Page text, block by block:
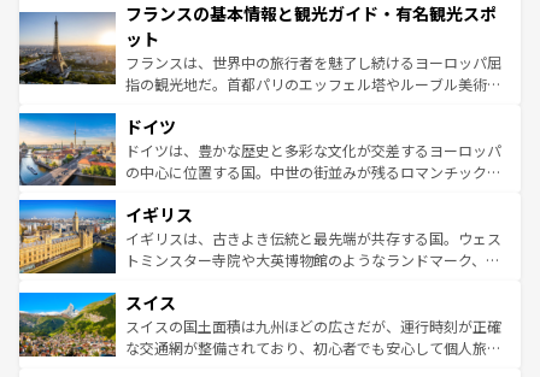
ませてくれるイタリアで、忘れられない旅をしてみよう！
なお、新着のイタリア情報は
しい。
文化が根付くこの国では、情熱的なフラメンコ、熱気あふ
れる闘牛、そして美味しいタパスが生活の一部となってい
る。首都マドリードの洗練された雰囲気や、バルセロナの
アートに溢れた街角から、地方では古代ローマ遺跡や中世
せる。地方によって風土や気候が異なるスペインはその個
性で訪れる人を魅了する。 なお、新着のスペイン情報は コ
ンテンツ一覧を参照してほしい。
フランスの基本情報と観光ガイド・有名観光スポ
ット
フランスは、世界中の旅行者を魅了し続けるヨーロッパ屈
指の観光地だ。首都パリのエッフェル塔やルーブル美術館
で、幅広い魅力が詰まっている。華麗な宮殿、歴史的な大
聖堂、美しいビーチ、そして豊かな自然が、訪れる者を心
から魅了する。また、フランスは美食の国としても知ら
いる。シャンパンの発祥地であるランス、プロヴァンスの
香り高いラベンダー畑など、多彩な楽しみ方が可能だ。さ
らに、パリ以外の地域にも魅力が溢れており、どの街角に
れる地方に足を運ぶとそれぞれで全く異なる文化を体験で
きるだろう。 なお、新着のフランス情報はコンテンツ一覧
を参照してほしい。
ドイツ
ドイツは、豊かな歴史と多彩な文化が交差するヨーロッパ
の中心に位置する国。中世の街並みが残るロマンチック街
顔を持つこの国は、どこを歩いても飽きることがない。ベ
ルリンの文化的活気、バイエルン州のアルプスの絶景、そ
してライン川沿いのワイン畑といった風景は必見。ビール
は、お酒好きな人にはぜひ体験してほしい。 なお、新着の
ドイツ情報はコンテンツ一覧を参照してほしい。
イギリス
イギリスは、古きよき伝統と最先端が共存する国。ウェス
トミンスター寺院や大英博物館のようなランドマーク、歴
リアごとに異なる魅力がある。また、優雅なアフタヌーン
ティー、ビール好きにはたまらない英国パブ、サッカー観
戦など、本場だからこそできる体験も豊富。イギリスを旅
スイス
スイスの国土面積は九州ほどの広さだが、運行時刻が正確
な交通網が整備されており、初心者でも安心して個人旅行